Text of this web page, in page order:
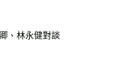
、林永健對談